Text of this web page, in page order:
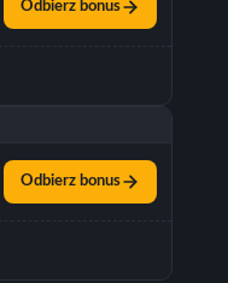
Odbierz bonus
Odbierz bonus